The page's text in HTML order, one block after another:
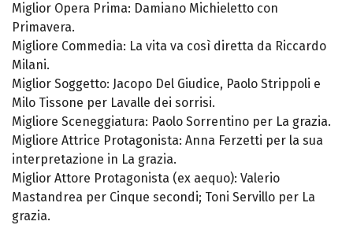
Miglior Opera Prima: Damiano Michieletto con
Primavera.
Migliore Commedia: La vita va così diretta da Riccardo
Milani.
Miglior Soggetto: Jacopo Del Giudice, Paolo Strippoli e
Milo Tissone per Lavalle dei sorrisi.
Migliore Sceneggiatura: Paolo Sorrentino per La grazia.
Migliore Attrice Protagonista: Anna Ferzetti per la sua
interpretazione in La grazia.
Miglior Attore Protagonista (ex aequo): Valerio
Mastandrea per Cinque secondi; Toni Servillo per La
grazia.